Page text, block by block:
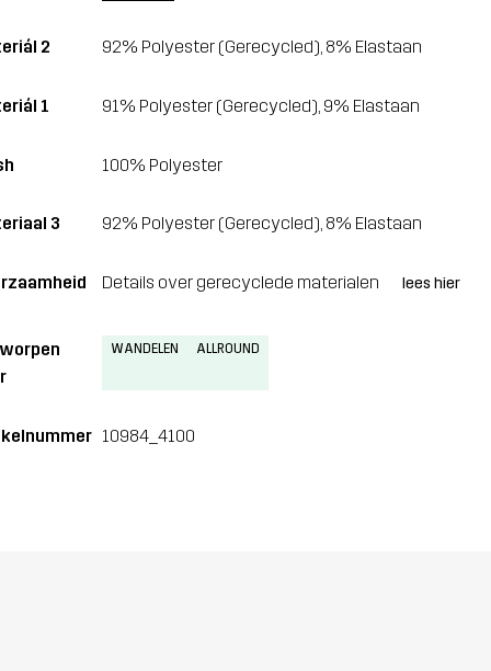
2 92% Polyester (Gerecycled), 8% Elastaan
1 91% Polyester (Gerecycled), 9% Elastaan
100% Polyester
3 92% Polyester (Gerecycled), 8% Elastaan
Details over gerecyclede materialen lees hier
WANDELEN ALLROUND
10984_4100